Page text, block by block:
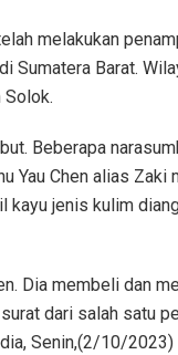
melakukan
Barat.
Solok.
Beberapa
Yau Chen alias Zaki
jenis kulim
Dia membeli dan
dari salah satu
Senin,(2/10/